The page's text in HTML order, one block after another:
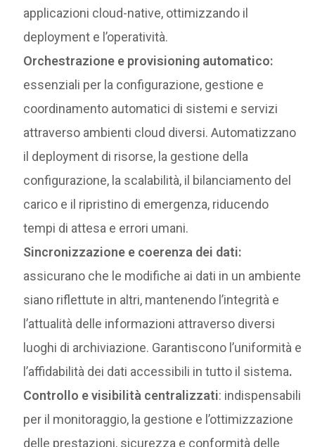
applicazioni cloud-native, ottimizzando il
deployment e l’operatività.
Orchestrazione e provisioning automatico:
essenziali per la configurazione, gestione e
coordinamento automatici di sistemi e servizi
attraverso ambienti cloud diversi. Automatizzano
il deployment di risorse, la gestione della
configurazione, la scalabilità, il bilanciamento del
carico e il ripristino di emergenza, riducendo
tempi di attesa e errori umani.
Sincronizzazione e coerenza dei dati:
assicurano che le modifiche ai dati in un ambiente
siano riflettute in altri, mantenendo l’integrità e
l’attualità delle informazioni attraverso diversi
luoghi di archiviazione. Garantiscono l’uniformità e
l’affidabilità dei dati accessibili in tutto il sistema.
Controllo e visibilità centralizzati: indispensabili
per il monitoraggio, la gestione e l’ottimizzazione
delle prestazioni, sicurezza e conformità delle